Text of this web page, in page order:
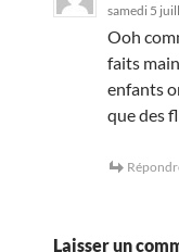
samedi 5
Ooh
faits
enfants
que des
Laisser un